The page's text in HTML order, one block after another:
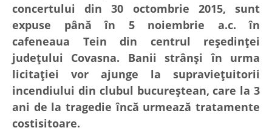
concertului din 30 octombrie 2015, sunt
expuse până în 5 noiembrie a.c. în
cafeneaua Tein din centrul reședinței
județului Covasna. Banii strânși în urma
licitației vor ajunge la supraviețuitorii
incendiului din clubul bucureștean, care la 3
ani de la tragedie încă urmează tratamente
costisitoare.